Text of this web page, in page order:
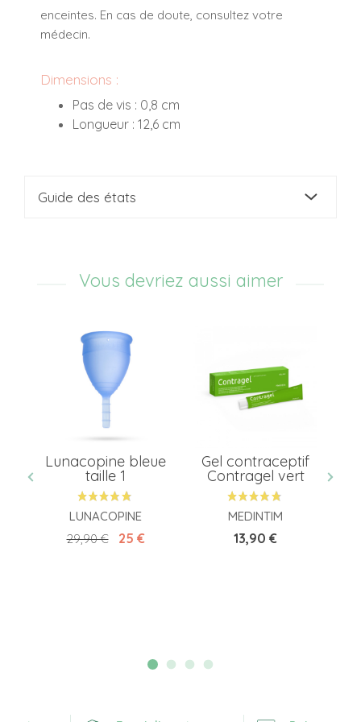
enceintes. En cas de doute, consultez votre
médecin.
Dimensions :
Pas de vis : 0,8 cm
Longueur : 12,6 cm
Guide des états
Vous devriez aussi aimer
Lunacopine bleue
taille 1
LUNACOPINE
Prix de base
29,90 € Prix
25 €
Gel contraceptif
Contragel vert
MEDINTIM
Prix
13,90 €